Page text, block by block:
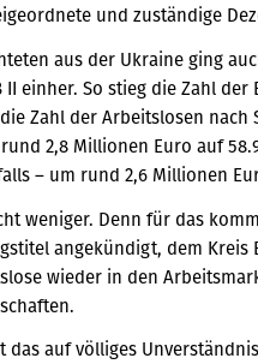
und zuständige
aus der Ukraine ging
einher. So stieg die Zahl
Zahl der Arbeitslosen nach
2,8 Millionen Euro auf
– um rund 2,6 Millionen
weniger. Denn für das
angekündigt, dem
wieder in den
auf völliges